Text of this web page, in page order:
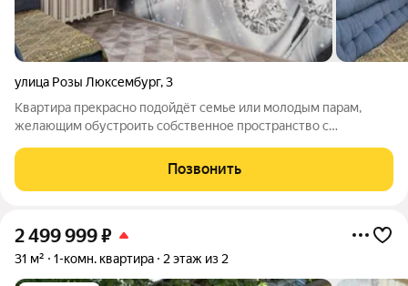
улица Розы Люксембург,3
Квартира прекрасно подойдёт семье или молодым парам,
желающим обустроить собственное пространство с
является удачная планировка. Пространство разделено на две
отдельные комнаты удобной не несущей
Позвонить
2 499 999₽
31 м² 1-комн. квартира 2 этаж из 2